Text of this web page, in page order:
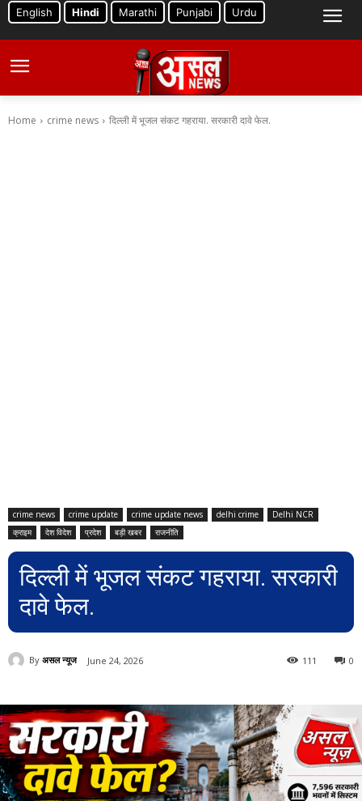
English Hindi Marathi Punjabi Urdu
Home crime news दिल्ली में भूजल संकट गहराया. सरकारी दावे फेल.
crime news crime update crime update news delhi crime
Delhi NCR
क्राइम
देश विदेश प्रदेश बड़ी खबर राजनीति
दिल्ली में भूजल संकट गहराया. सरकारी
दावे फेल.
By असल न्यूज June 24, 2026 0
111